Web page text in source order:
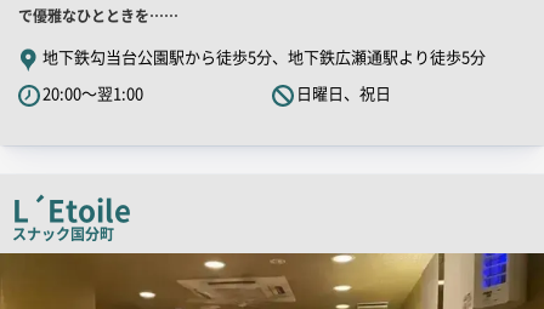
舗
PR
キ
ャ
ピ
ー
で優雅なひとときを……
地下鉄勾当台公園駅から徒歩5分、地下鉄広瀬通駅より徒歩5分
20:00～翌1:00
日曜日、祝日
L´Etoile
スナック国分町
店
PR